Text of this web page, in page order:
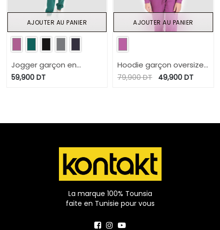
Jogger garçon en
molleton
59,900DT
AJOUTER AU PANIER
Hoodie garçon oversized
avec effet CRAQUE
79,900DT 49,900 DT
AJOUTER AU PANIER
La marque 100% Tounsia
faite en Tunisie pour vous